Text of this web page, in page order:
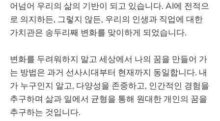
어넘어 우리의 삶의 기반이 되고 있습니다. AI에 전적으
로 의지하든, 그렇지 않든, 우리의 인생과 직업에 대한
가치관은 송두리째 변화를 맞이하게 되었습니다.
변화를 두려워하지 말고 세상에서 나의 꿈을 만들어 가
는 방법은 과거 선사시대부터 현재까지 동일합니다. 내
가 누구인지 알고, 다양성을 존중하고, 인간적인 경험을
추구하며 삶과 일에서 균형을 통해 원대한 개인의 꿈을
추구하는 것입니다.